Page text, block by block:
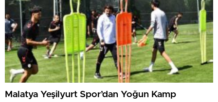
Malatya Yeşilyurt Spor’dan Yoğun Kamp